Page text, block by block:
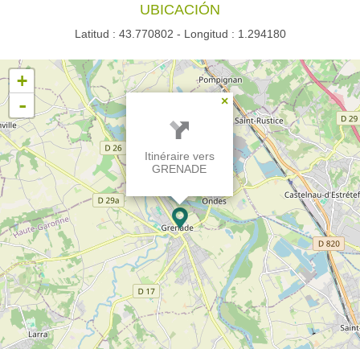
UBICACIÓN
Latitud : 43.770802 - Longitud : 1.294180
×
Itinéraire vers
GRENADE
+
-